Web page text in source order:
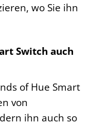
wo Sie ihn
Switch auch
of Hue Smart
von
ihn auch so